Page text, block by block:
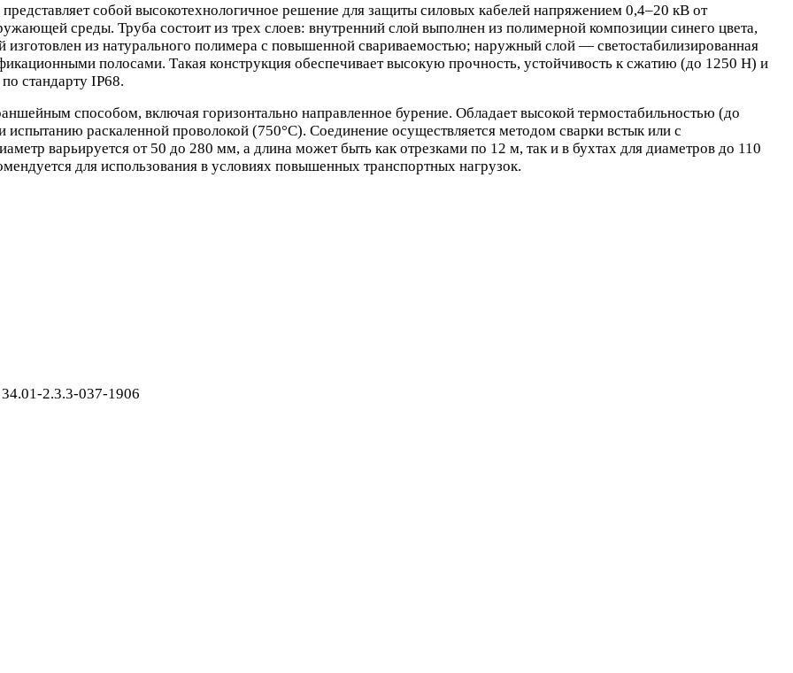
собой высокотехнологичное решение для защиты силовых кабелей напряжением 0,4–20 кВ от
среды. Труба состоит из трех слоев: внутренний слой выполнен из полимерной композиции синего цвета,
из натурального полимера с повышенной свариваемостью; наружный слой — светостабилизированная
полосами. Такая конструкция обеспечивает высокую прочность, устойчивость к сжатию (до 1250 Н) и
стандарту IP68.
способом, включая горизонтально направленное бурение. Обладает высокой термостабильностью (до
испытанию раскаленной проволокой (750°C). Соединение осуществляется методом сварки встык или с
варьируется от 50 до 280 мм, а длина может быть как отрезками по 12 м, так и в бухтах для диаметров до 110
для использования в условиях повышенных транспортных нагрузок.
2.3.3-037-1906